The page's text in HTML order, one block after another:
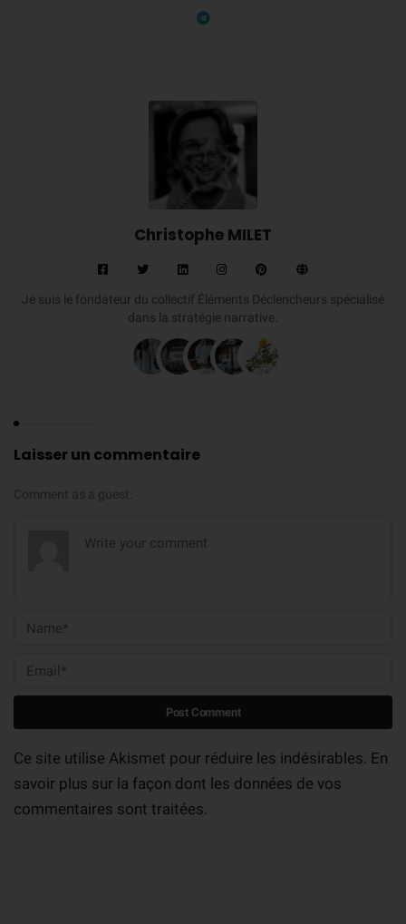
Christophe MILET
Je suis le fondateur du collectif Éléments Déclencheurs spécialisé
dans la stratégie narrative.
Laisser un commentaire
Comment as a guest.
Ce site utilise Akismet pour réduire les indésirables. En
savoir plus sur la façon dont les données de vos
commentaires sont traitées.